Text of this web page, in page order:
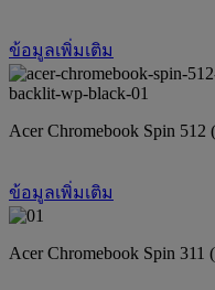
ข้อมูลเพิ่มเติม
Acer Chromebook Spin
ข้อมูลเพิ่มเติม
Acer Chromebook Spin 311